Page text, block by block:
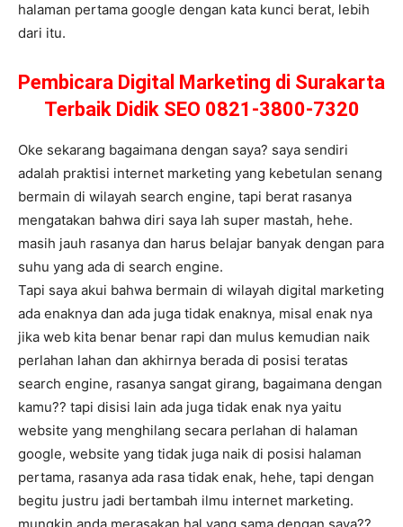
halaman pertama google dengan kata kunci berat, lebih
dari itu.
Pembicara Digital Marketing di Surakarta
Terbaik Didik SEO 0821-3800-7320
Oke sekarang bagaimana dengan saya? saya sendiri
adalah praktisi internet marketing yang kebetulan senang
bermain di wilayah search engine, tapi berat rasanya
mengatakan bahwa diri saya lah super mastah, hehe.
masih jauh rasanya dan harus belajar banyak dengan para
suhu yang ada di search engine.
Tapi saya akui bahwa bermain di wilayah digital marketing
ada enaknya dan ada juga tidak enaknya, misal enak nya
jika web kita benar benar rapi dan mulus kemudian naik
perlahan lahan dan akhirnya berada di posisi teratas
search engine, rasanya sangat girang, bagaimana dengan
kamu?? tapi disisi lain ada juga tidak enak nya yaitu
website yang menghilang secara perlahan di halaman
google, website yang tidak juga naik di posisi halaman
pertama, rasanya ada rasa tidak enak, hehe, tapi dengan
begitu justru jadi bertambah ilmu internet marketing.